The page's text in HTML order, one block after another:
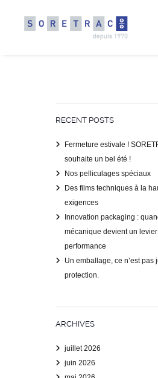
RECENT POSTS
Fermeture estivale !
souhaite un bel été !
Nos pelliculages spéciaux
Des films techniques à la
exigences
Innovation packaging :
mécanique devient un
performance
Un emballage, ce n’est pas
protection.
ARCHIVES
juillet 2026
juin 2026